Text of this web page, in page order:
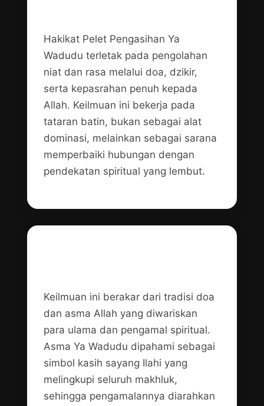
Hakikat Pelet Pengasihan Ya
Wadudu terletak pada pengolahan
niat dan rasa melalui doa, dzikir,
serta kepasrahan penuh kepada
Allah. Keilmuan ini bekerja pada
tataran batin, bukan sebagai alat
dominasi, melainkan sebagai sarana
memperbaiki hubungan dengan
pendekatan spiritual yang lembut.
Keilmuan ini berakar dari tradisi doa
dan asma Allah yang diwariskan
para ulama dan pengamal spiritual.
Asma Ya Wadudu dipahami sebagai
simbol kasih sayang Ilahi yang
melingkupi seluruh makhluk,
sehingga pengamalannya diarahkan